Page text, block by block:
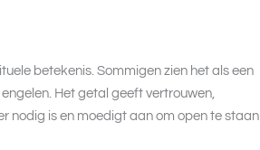
betekenis. Sommigen zien het als een
Het getal geeft vertrouwen,
nodig is en moedigt aan om open te staan